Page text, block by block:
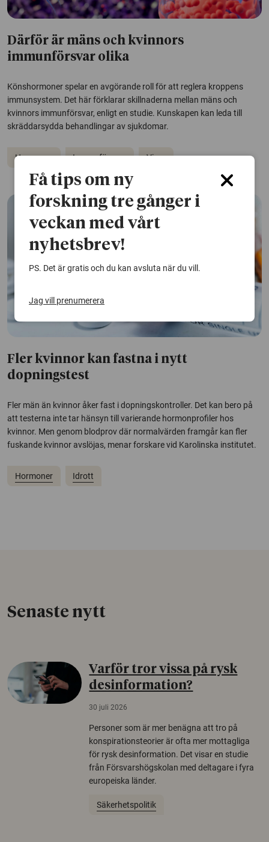
Därför är mäns och kvinnors
immunförsvar olika
Könshormoner spelar en avgörande roll för att reglera kroppens
immunsystem. Det här förklarar skillnaderna mellan mäns och
kvinnors immunförsvar, enligt en studie. Kunskapen kan leda till
skräddarsydda behandlingar av sjukdomar.
Hormoner Immunförsvar Virus
Fler kvinnor kan fastna i nytt
dopningstest
Fler män än kvinnor åker fast i dopningskontroller. Det kan bero på
att testerna inte tar hänsyn till varierande hormonprofiler hos
kvinnor. Men genom blodprov där normalvärden framgår kan fler
fuskande kvinnor avslöjas, menar forskare vid Karolinska institutet.
Hormoner Idrott
Senaste nytt
Varför tror vissa på rysk
desinformation?
30 juli 2026
Personer som är mer benägna att tro på
konspirationsteorier är ofta mer mottagliga
för rysk desinformation. Det visar en studie
från Försvarshögskolan med deltagare i fyra
europeiska länder.
Säkerhetspolitik
Få tips om ny
forskning tre gånger i
veckan med vårt
nyhetsbrev!
PS. Det är gratis och du kan avsluta när du vill.
Jag vill prenumerera